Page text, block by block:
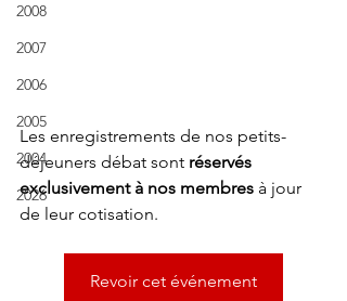
2008
2007
2006
2005
2004
2026
Les enregistrements de nos petits-
déjeuners débat sont réservés
exclusivement à nos membres à jour
de leur cotisation.
Revoir cet événement